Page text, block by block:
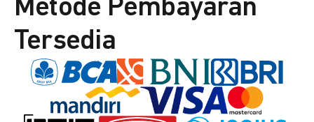
Metode Pembayaran
Tersedia